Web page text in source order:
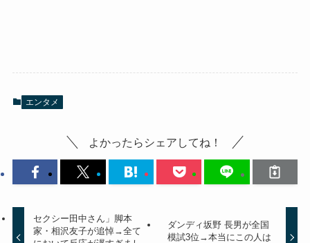
エンタメ
よかったらシェアしてね！
セクシー田中さん」脚本
家・相沢友子が追悼→全て
ダンディ坂野 長男が全国
模試3位→本当にこの人は